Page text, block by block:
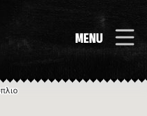
MENU